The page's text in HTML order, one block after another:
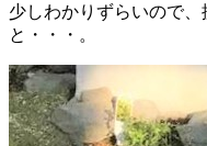
少しわかりずらいので、
と・・・。